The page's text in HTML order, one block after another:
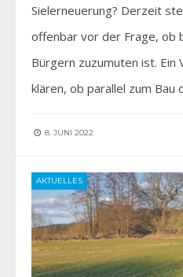
Sielerneuerung? Derzeit
offenbar vor der Frage, ob
Bürgern zuzumuten ist. Ein
klären, ob parallel zum Bau
8. JUNI 2022
AKTUELLES